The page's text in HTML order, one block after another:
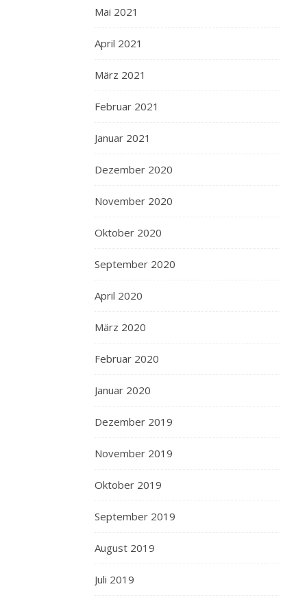
Mai 2021
April 2021
März 2021
Februar 2021
Januar 2021
Dezember 2020
November 2020
Oktober 2020
September 2020
April 2020
März 2020
Februar 2020
Januar 2020
Dezember 2019
November 2019
Oktober 2019
September 2019
August 2019
Juli 2019